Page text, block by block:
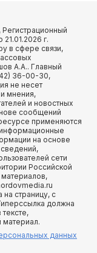
г.
в сфере связи,
А.А.. Главный
36-00-30,
не несет
мнения,
и новостных
сообщений
применяются
на основе
сведений,
сети
Российской
на страницу, с
должна
данных